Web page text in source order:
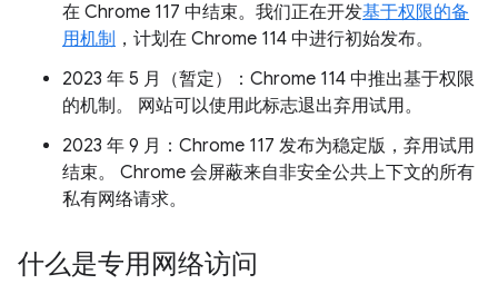
在 Chrome 117 中结束。我们正在开发基于权限的备
用机制 ，计划在 Chrome 114 中进行初始发布。
2023 年 5 月（暂定）：Chrome 114 中推出基于权限
的机制。 网站可以使用此标志退出弃用试用。
2023 年 9 月：Chrome 117 发布为稳定版，弃用试用
结束。 Chrome 会屏蔽来自非安全公共上下文的所有
私有网络请求。
什么是专用网络访问